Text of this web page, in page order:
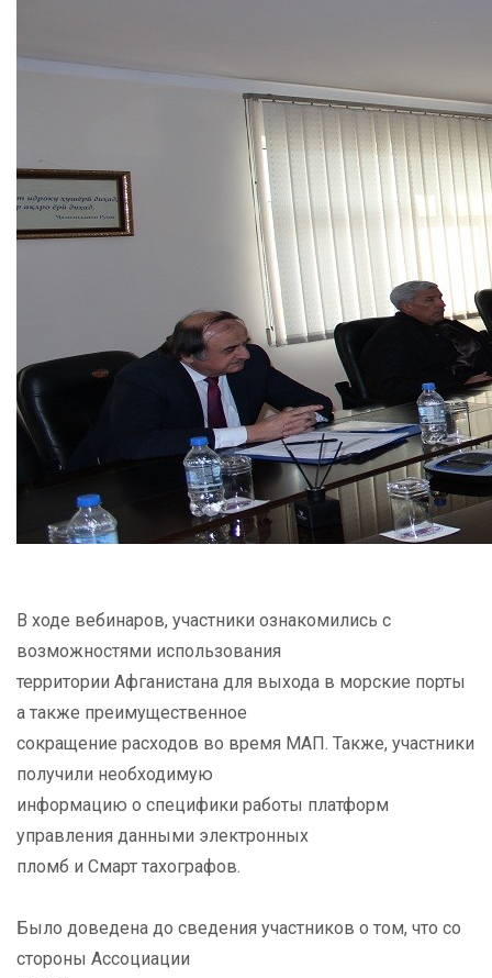
В ходе вебинаров, участники ознакомились с
возможностями использования
территории Афганистана для выхода в морские порты
а также преимущественное
сокращение расходов во время МАП. Также, участники
получили необходимую
информацию о специфики работы платформ
управления данными электронных
пломб и Смарт тахографов.
Было доведена до сведения участников о том, что со
стороны Ассоциации